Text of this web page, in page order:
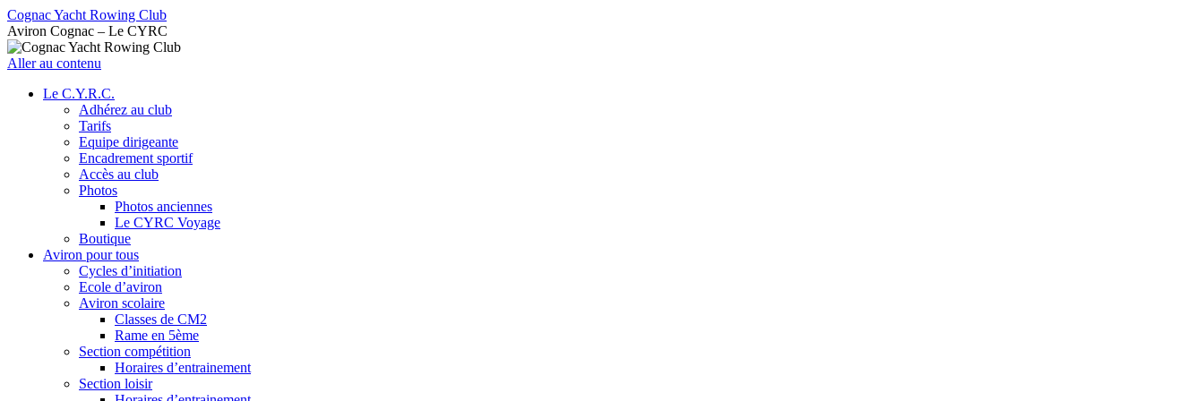
Cognac Yacht Rowing Club
Aviron Cognac – Le CYRC
Aller au contenu
Le C.Y.R.C.
Adhérez au club
Tarifs
Equipe dirigeante
Encadrement sportif
Accès au club
Photos
Photos anciennes
Le CYRC Voyage
Boutique
Aviron pour tous
Cycles d’initiation
Ecole d’aviron
Aviron scolaire
Classes de CM2
Rame en 5ème
Section compétition
Horaires d’entrainement
Section loisir